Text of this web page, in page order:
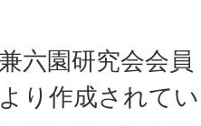
六園研究会会
り作成されて